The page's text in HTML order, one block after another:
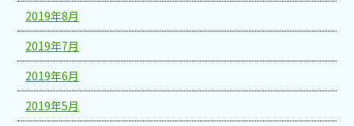
2019年8月
2019年7月
2019年6月
2019年5月